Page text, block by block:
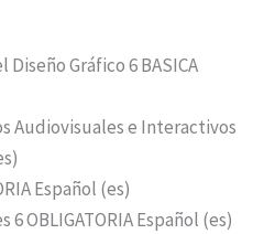
Gráfico 6 BASICA
Audiovisuales e Interactivos
Español (es)
OBLIGATORIA Español (es)